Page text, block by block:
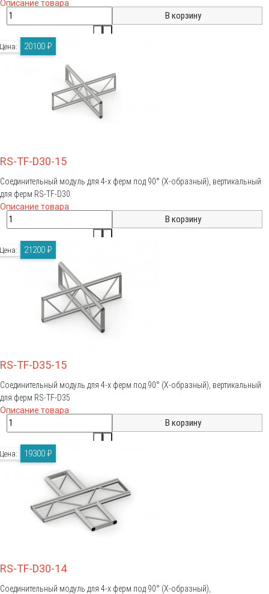
Описание товара
RS-TF-D30-15
Соединительный модуль для 4-х ферм под 90° (Х-образный), вертикальный
для ферм RS-TF-D30
Описание товара
Цена: 20100 ₽
RS-TF-D35-15
Соединительный модуль для 4-х ферм под 90° (Х-образный), вертикальный
для ферм RS-TF-D35
Описание товара
Цена: 21200 ₽
RS-TF-D30-14
Соединительный модуль для 4-х ферм под 90° (Х-образный),
Цена: 19300 ₽